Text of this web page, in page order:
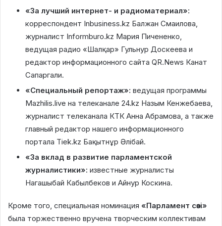
«За лучший интернет- и радиоматериал»:
корреспондент Inbusiness.kz Балжан Смаилова,
журналист Informburo.kz Мария Пичененко,
ведущая радио «Шалқар» Гульнур Доскеева и
редактор информационного сайта QR.News Канат
Сапаргали.
«Специальный репортаж»: ведущая программы
Mazhilis.live на телеканале 24.kz Назым Кенжебаева,
журналист телеканала КТК Анна Абрамова, а также
главный редактор нашего информационного
портала Tiek.kz Бақытнұр Әлібай.
«За вклад в развитие парламентской
журналистики»: известные журналисты
Нагашыбай Кабылбеков и Айнур Коскина.
Кроме того, специальная номинация «Парламент сөзі»
была торжественно вручена творческим коллективам